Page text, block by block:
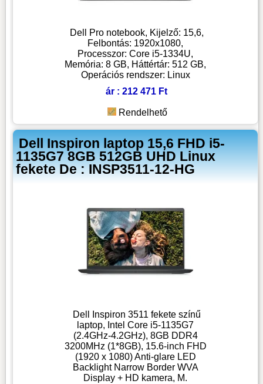
Dell Pro notebook, Kijelző: 15,6,
Felbontás: 1920x1080,
Processzor: Core i5-1334U,
Memória: 8 GB, Háttértár: 512 GB,
Operációs rendszer: Linux
ár : 212 471 Ft
Rendelhető
Dell Inspiron laptop 15,6 FHD i5-
1135G7 8GB 512GB UHD Linux
fekete De : INSP3511-12-HG
Dell Inspiron 3511 fekete színű
laptop, Intel Core i5-1135G7
(2.4GHz-4.2GHz), 8GB DDR4
3200MHz (1*8GB), 15.6-inch FHD
(1920 x 1080) Anti-glare LED
Backlight Narrow Border WVA
Display + HD kamera, M.